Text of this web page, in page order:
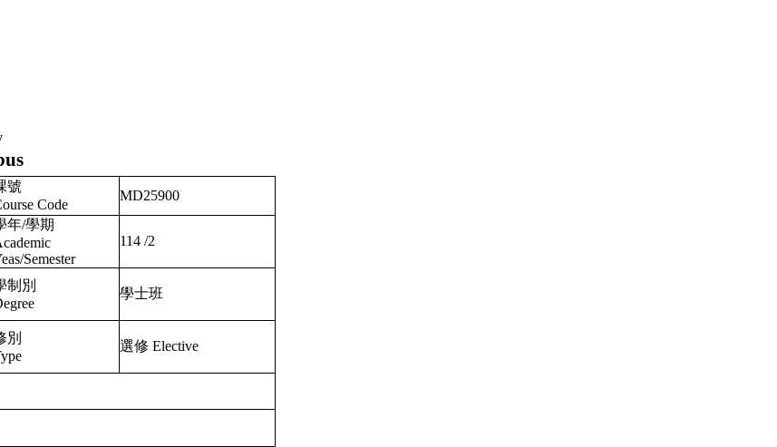
號
Code
MD25900
年/學期
Semester
114 /2
制別
學士班
別
選修 Elective